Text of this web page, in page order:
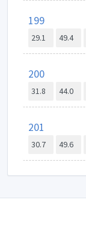
199
29.1 49.4
200
31.8 44.0
201
30.7 49.6